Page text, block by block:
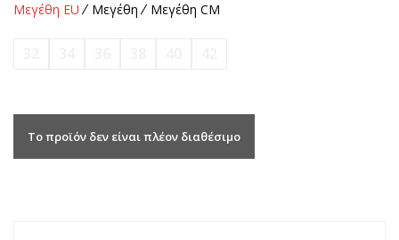
Μεγέθη EU Μεγέθη Μεγέθη CM
Το προϊόν δεν είναι πλέον διαθέσιμο